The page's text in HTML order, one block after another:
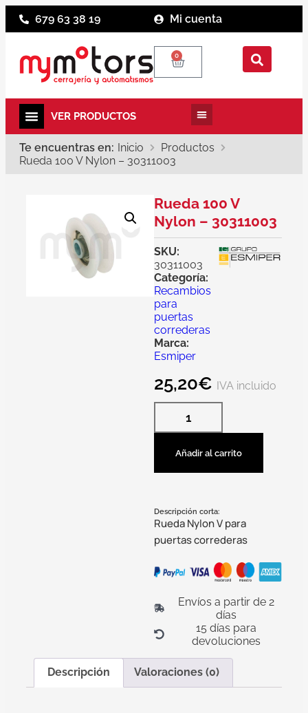
679 63 38 19 Mi cuenta
0
Te encuentras en: Inicio
Productos
Rueda 100 V Nylon – 30311003
Rueda 100 V
Nylon – 30311003
SKU:
30311003
Categoría:
Recambios
para
puertas
correderas
Marca:
Esmiper
25,20€ IVA incluido
Añadir al carrito
Descripción corta:
Rueda Nylon V para
puertas correderas
Envíos a partir de 2
días
15 días para
devoluciones
Descripción Valoraciones (0)